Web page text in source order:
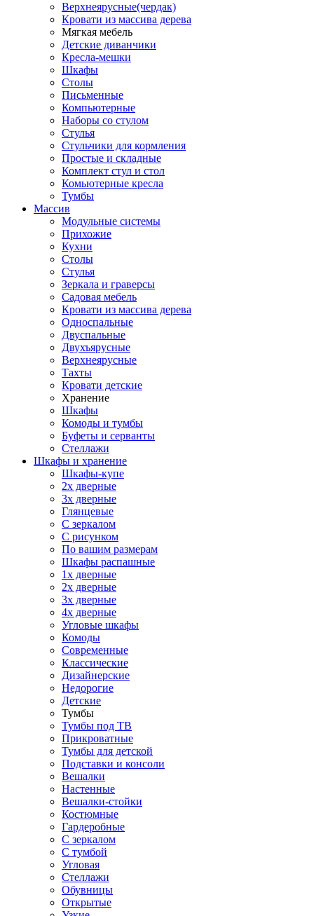
Верхнеярусные(чердак)
Кровати из массива дерева
Мягкая мебель
Детские диванчики
Кресла-мешки
Шкафы
Столы
Письменные
Компьютерные
Наборы со стулом
Стулья
Стульчики для кормления
Простые и складные
Комплект стул и стол
Комьютерные кресла
Тумбы
Массив
Модульные системы
Прихожие
Кухни
Столы
Стулья
Зеркала и граверсы
Садовая мебель
Кровати из массива дерева
Односпальные
Двуспальные
Двухъярусные
Верхнеярусные
Тахты
Кровати детские
Хранение
Шкафы
Комоды и тумбы
Буфеты и серванты
Стеллажи
Шкафы и хранение
Шкафы-купе
2х дверные
3х дверные
Глянцевые
С зеркалом
С рисунком
По вашим размерам
Шкафы распашные
1х дверные
2х дверные
3х дверные
4х дверные
Угловые шкафы
Комоды
Современные
Классические
Дизайнерские
Недорогие
Детские
Тумбы
Тумбы под ТВ
Прикроватные
Тумбы для детской
Подставки и консоли
Вешалки
Настенные
Вешалки-стойки
Костюмные
Гардеробные
С зеркалом
С тумбой
Угловая
Стеллажи
Обувницы
Открытые